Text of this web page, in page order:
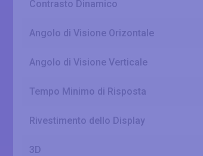
Contrasto Dinamico
Angolo di Visione Orizontale
Angolo di Visione Verticale
Tempo Minimo di Risposta
Rivestimento dello Display
3D